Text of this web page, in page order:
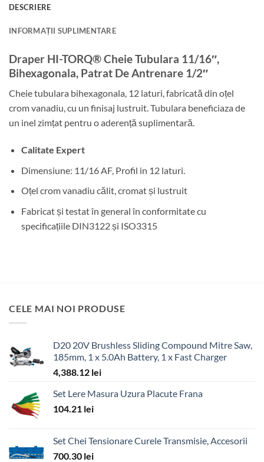
DESCRIERE
INFORMAȚII SUPLIMENTARE
Draper HI-TORQ® Cheie Tubulara 11/16″,
Bihexagonala, Patrat De Antrenare 1/2″
Cheie tubulara bihexagonala, 12 laturi, fabricată din oțel
crom vanadiu, cu un finisaj lustruit. Tubulara beneficiaza de
un inel zimțat pentru o aderență suplimentară.
Calitate Expert
Dimensiune: 11/16 AF, Profil in 12 laturi.
Oțel crom vanadiu călit, cromat și lustruit
Fabricat și testat în general în conformitate cu
specificațiile DIN3122 și ISO3315
CELE MAI NOI PRODUSE
D20 20V Brushless Sliding Compound Mitre Saw,
185mm, 1 x 5.0Ah Battery, 1 x Fast Charger
4,388.12 lei
Set Lere Masura Uzura Placute Frana
104.21 lei
Set Chei Tensionare Curele Transmisie, Accesorii
700.30 lei